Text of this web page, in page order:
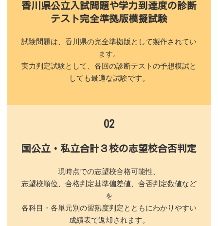
香川県公立入試問題や学力到達度の診断
テスト完全準拠版模擬試験
試験問題は、香川県の完全準拠版として製作されてい
ます。
実力判定試験として、各回の診断テストの予想模試と
しても最適な試験です。
02
国公立・私立合計３校の志望校合否判定
現時点での志望校合格可能性、
志望校順位、合格判定基準偏差値、合否判定数値など
を
各科目・各単元別の習熟度判定とともにわかりやすい
成績表で返却されます。